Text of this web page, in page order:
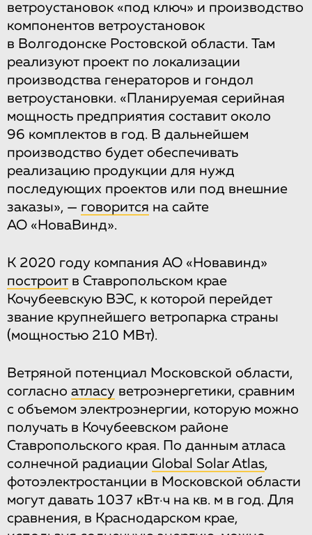
ветроустановок «под ключ» и производство
компонентов ветроустановок
в Волгодонске Ростовской области. Там
реализуют проект по локализации
производства генераторов и гондол
ветроустановки. «Планируемая серийная
мощность предприятия составит около
96 комплектов в год. В дальнейшем
производство будет обеспечивать
реализацию продукции для нужд
последующих проектов или под внешние
заказы», — говорится на сайте
АО «НоваВинд».
К 2020 году компания АО «Новавинд»
построит в Ставропольском крае
Кочубеевскую ВЭС, к которой перейдет
звание крупнейшего ветропарка страны
(мощностью 210 МВт).
Ветряной потенциал Московской области,
согласно атласу ветроэнергетики, сравним
с объемом электроэнергии, которую можно
получать в Кочубеевском районе
Ставропольского края. По данным атласа
солнечной радиации Global Solar Atlas,
фотоэлектростанции в Московской области
могут давать 1037 кВт·ч на кв. м в год. Для
сравнения, в Краснодарском крае,